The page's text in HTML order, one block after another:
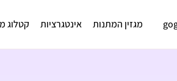
מגזין המתנות אינטגרציות קטלוג